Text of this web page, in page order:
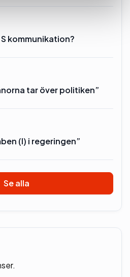
kommunikation?
tar över politiken”
(l) i regeringen”
Se alla